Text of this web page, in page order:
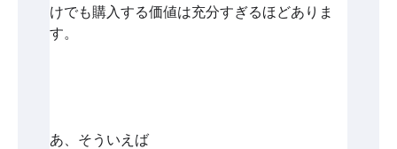
けでも購入する価値は充分すぎるほどありま
す。
あ、そういえば